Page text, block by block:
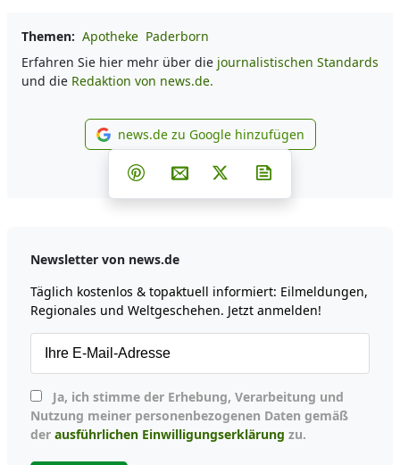
Themen: Apotheke Paderborn
Erfahren Sie hier mehr über die journalistischen Standards
und die Redaktion von news.de.
news.de zu Google
news.de zu Google hinzufügen
Teilen auf Facebook
Teilen auf Whatsapp
Teilen auf Telegram
Teilen auf Pinterest
Per E-Mail teilen
Post auf X
Newsletter von news.de
Täglich kostenlos & topaktuell informiert: Eilmeldungen,
Regionales und Weltgeschehen. Jetzt anmelden!
Nutzung meiner personenbezogenen Daten gemäß
der ausführlichen Einwilligungserklärung zu.